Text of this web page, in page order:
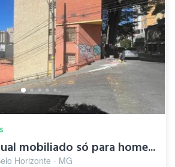
mobiliado só para home...
Horizonte - MG